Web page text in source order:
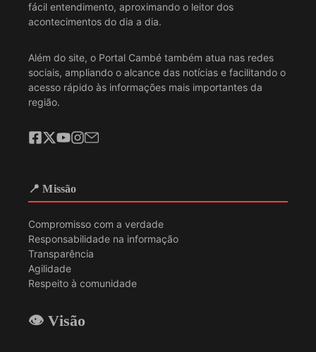
fácil entendimento, aproximando o leitor dos
acontecimentos do dia a dia.
Além do site, o Portal Cambé também atua nas redes
sociais, ampliando o alcance das notícias e facilitando o
acesso rápido às informações mais importantes da
região.
📍 Missão
Compromisso com a verdade
Responsabilidade na informação
Transparência
Agilidade
Respeito à comunidade
👁️ Visão